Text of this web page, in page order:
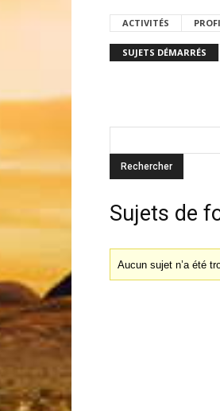
ACTIVITÉS
SUJETS DÉMARRÉS
Sujets de
Aucun sujet n’a été